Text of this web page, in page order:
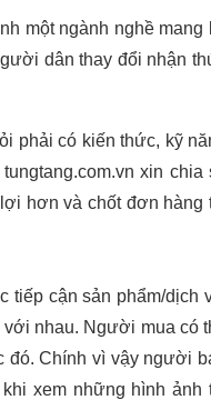
một ngành nghề mang
dân thay đổi nhận
phải có kiến thức, kỹ
xin chia
hơn và chốt đơn hàng
tiếp cận sản phẩm/dịch
nhau. Người mua có
đó. Chính vì vậy người
xem những hình ảnh